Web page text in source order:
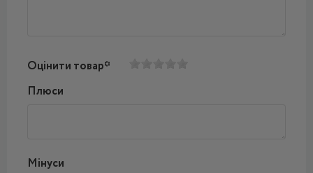
Оцінити товар*
Плюси
Мінуси